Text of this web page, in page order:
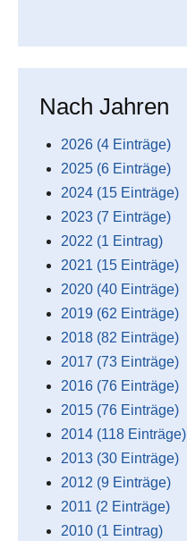
Nach Jahren
2026 (4 Einträge)
2025 (6 Einträge)
2024 (15 Einträge)
2023 (7 Einträge)
2022 (1 Eintrag)
2021 (15 Einträge)
2020 (40 Einträge)
2019 (62 Einträge)
2018 (82 Einträge)
2017 (73 Einträge)
2016 (76 Einträge)
2015 (76 Einträge)
2014 (118 Einträge)
2013 (30 Einträge)
2012 (9 Einträge)
2011 (2 Einträge)
2010 (1 Eintrag)